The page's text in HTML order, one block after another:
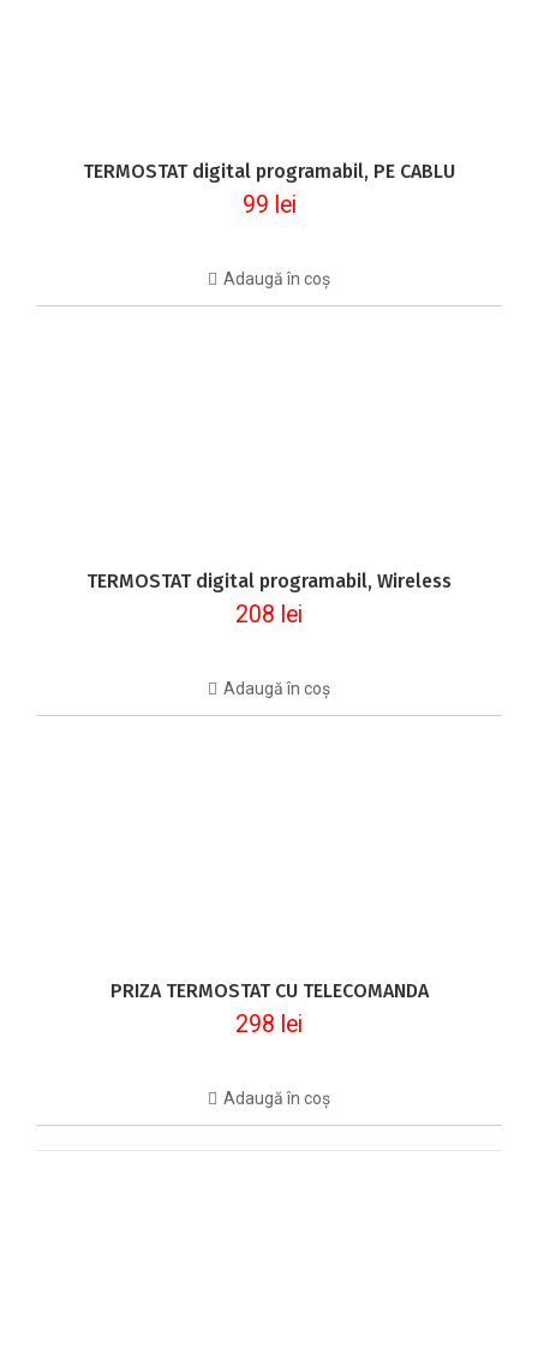
TERMOSTAT digital programabil, PE CABLU
99 lei
Adaugă în coș
TERMOSTAT digital programabil, Wireless
208 lei
Adaugă în coș
PRIZA TERMOSTAT CU TELECOMANDA
298 lei
Adaugă în coș